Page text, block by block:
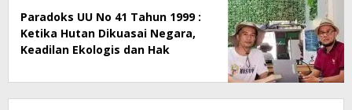
Paradoks UU No 41 Tahun 1999 :
Ketika Hutan Dikuasai Negara,
Keadilan Ekologis dan Hak